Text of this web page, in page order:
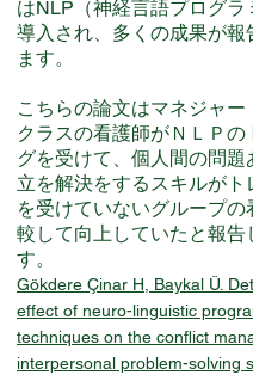
はNLP（神経言語プログラ
導入され、多くの成果が報
ます。
こちらの論文はマネジャー
クラスの看護師がＮＬＰの
グを受けて、個人間の問題
立を解決をするスキルがト
を受けていないグループの
較して向上していたと報告
す。
Gökdere Çinar H, Baykal Ü.
effect of neuro-linguistic
techniques on the conflict
interpersonal problem-solving